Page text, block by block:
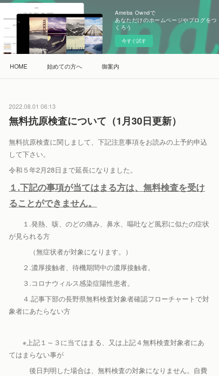
Ameba Owndで
あなただけのホームページやブログをつ
くろう
今すぐ試す
HOME 始めての方へ 御案内
2022.08.01 06:13
無料抗原検査について（1月30日更新）
無料抗原検査に関しまして、下記注意事項をお読みの上予約申込
して下さい。
令和５年2月28日まで延長になりました。
１.下記の事項が当てはまる方は、無料検査を受け
ることができません。
１.発熱、咳、のどの痛み、鼻水、嘔吐など風邪に似たの症状
が見られる方
（無症状者が対象になります。）
２.濃厚接触者、待機期間中の濃厚接触者。
３.コロナウィルス感染症陽性患者。
４.記事下部の長野県無料検査対象者確認フローチャートで対
象者にあたらない方
※上記１～３に当てはまる、又は上記４無料検査対象者にあ
てはまらない事が
後日判明した場合は、無料検査の対象になりません。自費